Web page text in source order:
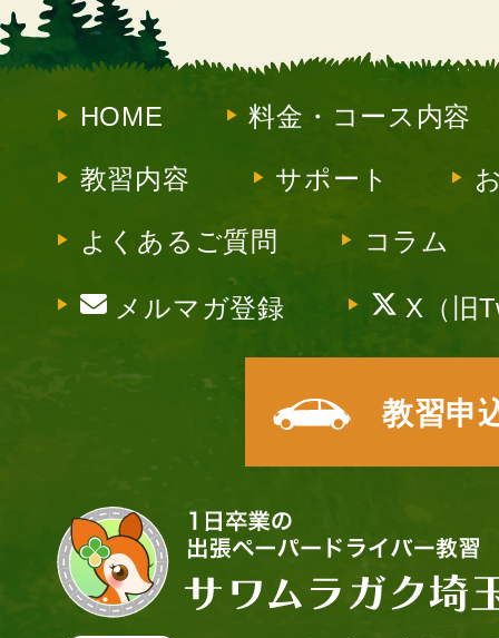
HOME 料金・コース内容
教習内容 サポート
よくあるご質問 コラム
メルマガ登録 X（旧
教習申